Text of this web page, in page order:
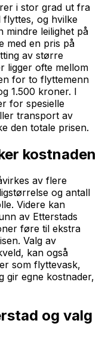
i stor grad ut fra
flyttes, og hvilke
mindre leilighet på
med en pris på
av større
ligger ofte mellom
for to flyttemenn
1.500 kroner. I
for spesielle
transport av
den totale prisen.
kostnaden
av flere
og antall
Videre kan
av Etterstads
føre til ekstra
Valg av
kan også
som flyttevask,
gir egne kostnader,
og valg